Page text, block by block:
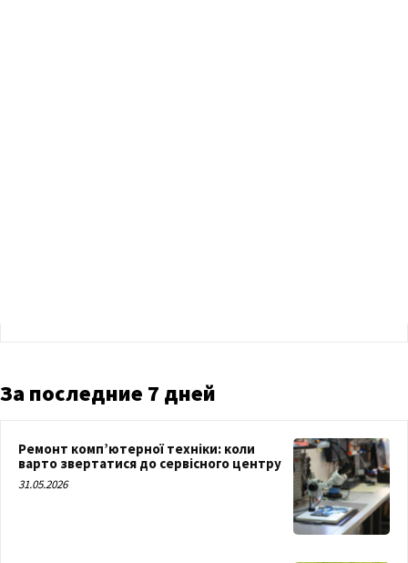
За последние 7 дней
Ремонт комп’ютерної техніки: коли
варто звертатися до сервісного центру
31.05.2026